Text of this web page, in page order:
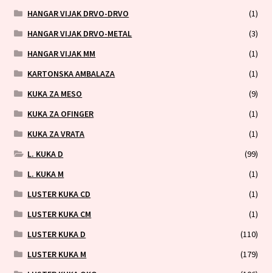
HANGAR VIJAK DRVO-DRVO
(1)
HANGAR VIJAK DRVO-METAL
(3)
HANGAR VIJAK MM
(1)
KARTONSKA AMBALAZA
(1)
KUKA ZA MESO
(9)
KUKA ZA OFINGER
(1)
KUKA ZA VRATA
(1)
L. KUKA D
(99)
L. KUKA M
(1)
LUSTER KUKA CD
(1)
LUSTER KUKA CM
(1)
LUSTER KUKA D
(110)
LUSTER KUKA M
(179)